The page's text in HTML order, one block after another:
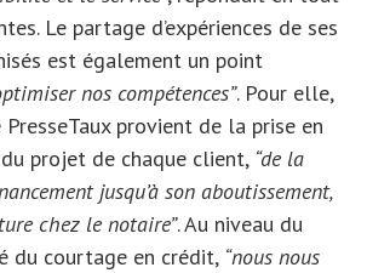
Le partage d’expériences de ses
est également un point
nos compétences”. Pour elle,
provient de la prise en
projet de chaque client, “de la
jusqu’à son aboutissement,
chez le notaire”. Au niveau du
du courtage en crédit, “nous nous